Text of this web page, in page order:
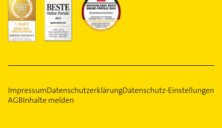
ImpressumDatenschutzerklärungDatenschutz-Einstellungen
AGBInhalte melden